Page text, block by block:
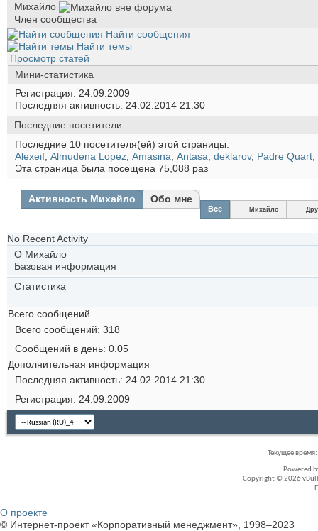
Михайло
Член сообщества
Найти сообщения
Найти темы
Просмотр статей
Мини-статистика
Регистрация
24.09.2009
Последняя активность 24.02.2014 21:30
Последние посетители
Последние 10 посетителя(ей) этой страницы:
AlexeiI Almudena Lopez Amasina Antasa deklarov, Padre Quart
Эта страница была посещена 75,088 раз
Активность Михайло Обо мне
Все Михайло
No Recent Activity
О Михайло
Базовая информация
Статистика
Всего сообщений
Всего сообщений 318
Сообщений в день 0.05
Дополнительная информация
Последняя активность 24.02.2014 21:30
Регистрация
24.09.2009
Текущее время:
Powered
Copyright © 2026
О проекте
© Интернет-проект «Корпоративный менеджмент», 1998–2023